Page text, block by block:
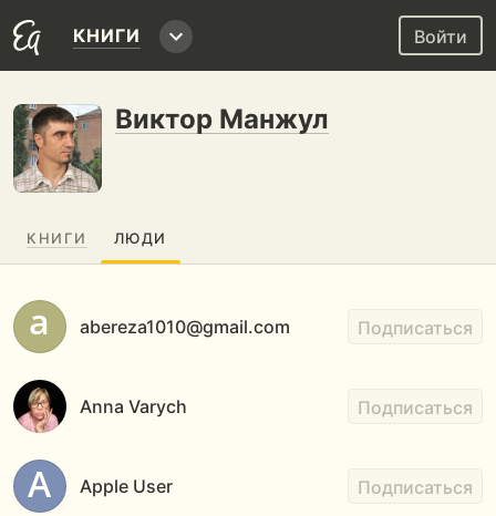
КНИГИ Войти
Виктор Манжул
КНИГИ ЛЮДИ
abereza1010@gmail.com Подписаться
Anna Varych Подписаться
Apple User Подписаться